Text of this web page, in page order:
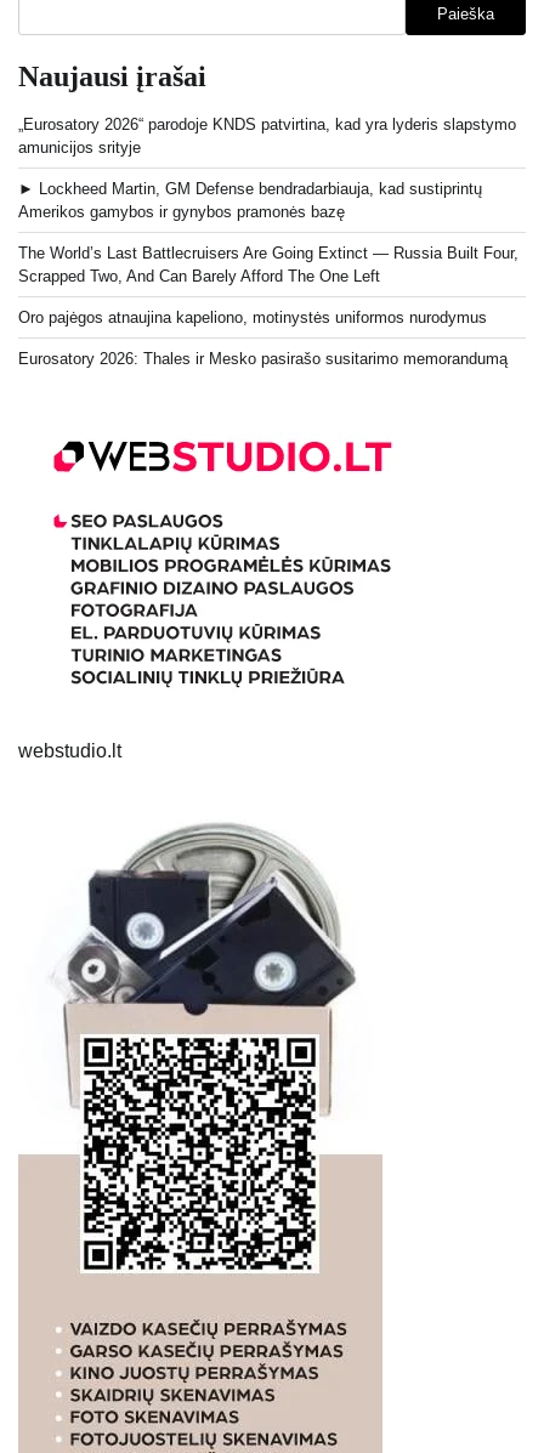
Paieška
Naujausi įrašai
„Eurosatory 2026“ parodoje KNDS patvirtina, kad yra lyderis slapstymo
amunicijos srityje
► Lockheed Martin, GM Defense bendradarbiauja, kad sustiprintų
Amerikos gamybos ir gynybos pramonės bazę
The World’s Last Battlecruisers Are Going Extinct — Russia Built Four,
Scrapped Two, And Can Barely Afford The One Left
Oro pajėgos atnaujina kapeliono, motinystės uniformos nurodymus
Eurosatory 2026: Thales ir Mesko pasirašo susitarimo memorandumą
webstudio.lt